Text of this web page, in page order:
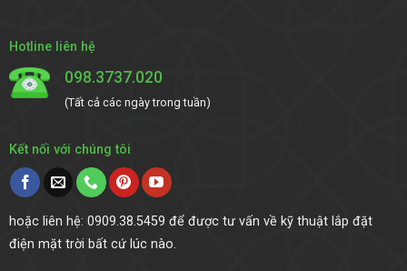
Hotline liên hệ
098.3737.020
(Tất cả các ngày trong tuần)
Kết nối với chúng tôi
hoặc liên hệ: 0909.38.5459 để được tư vấn về kỹ thuật lắp đặt
điện mặt trời bất cứ lúc nào.